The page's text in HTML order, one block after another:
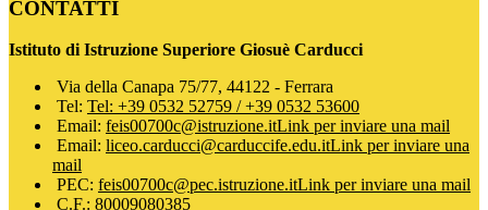
CONTATTI
Istituto di Istruzione Superiore Giosuè Carducci
Via della Canapa 75/77, 44122 - Ferrara
Tel: Tel: +39 0532 52759 / +39 0532 53600
Email: feis00700c@istruzione.itLink per inviare una mail
Email: liceo.carducci@carduccife.edu.itLink per inviare una
mail
PEC: feis00700c@pec.istruzione.itLink per inviare una mail
C.F.: 80009080385